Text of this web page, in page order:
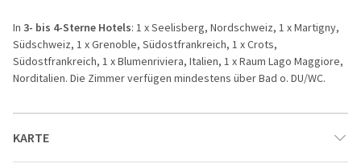
In 3- bis 4-Sterne Hotels: 1 x Seelisberg, Nordschweiz, 1 x Martigny,
Südschweiz, 1 x Grenoble, Südostfrankreich, 1 x Crots,
Südostfrankreich, 1 x Blumenriviera, Italien, 1 x Raum Lago Maggiore,
Norditalien. Die Zimmer verfügen mindestens über Bad o. DU/WC.
KARTE